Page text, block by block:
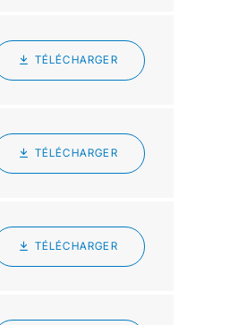
TÉLÉCHARGER
TÉLÉCHARGER
TÉLÉCHARGER